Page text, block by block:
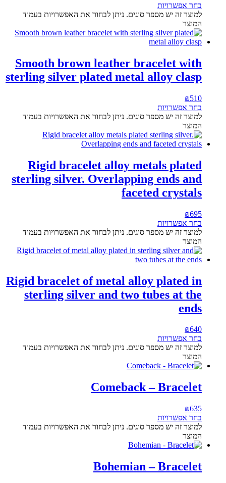
בחר אפשרויות
למוצר זה יש מספר סוגים. ניתן לבחור את האפשרויות בעמוד
המוצר
Smooth brown leather bracelet with
sterling silver plated metal alloy clasp
₪510
בחר אפשרויות
למוצר זה יש מספר סוגים. ניתן לבחור את האפשרויות בעמוד
המוצר
Rigid bracelet alloy metals plated
sterling silver. Overlapping ends and
faceted crystals
₪695
בחר אפשרויות
למוצר זה יש מספר סוגים. ניתן לבחור את האפשרויות בעמוד
המוצר
Rigid bracelet of metal alloy plated in
sterling silver and two tubes at the
ends
₪640
בחר אפשרויות
למוצר זה יש מספר סוגים. ניתן לבחור את האפשרויות בעמוד
המוצר
Comeback – Bracelet
₪635
בחר אפשרויות
למוצר זה יש מספר סוגים. ניתן לבחור את האפשרויות בעמוד
המוצר
Bohemian – Bracelet